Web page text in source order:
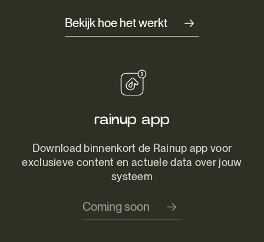
Bekijk hoe het werkt
rainup app
Download binnenkort de Rainup app voor
exclusieve content en actuele data over jouw
systeem
Coming soon